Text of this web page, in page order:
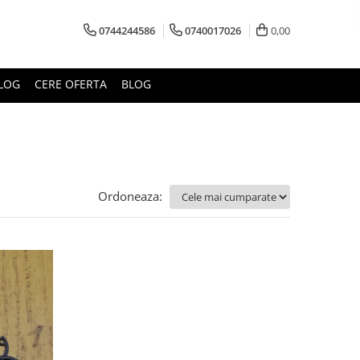
0744244586 0740017026 0,00
CERE OFERTA BLOG
Ordoneaza: